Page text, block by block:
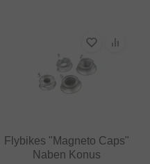
Flybikes "Magneto Caps"
Naben Konus